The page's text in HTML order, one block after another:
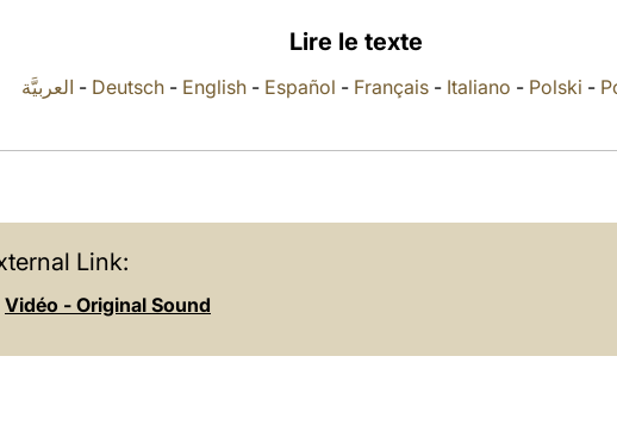
Lire le texte
العربيَّة - Deutsch - English - Español - Français - Italiano - Polski -
Link:
Vidéo - Original Sound